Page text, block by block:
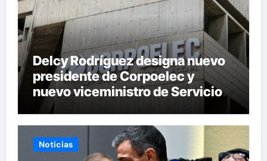
Delcy Rodríguez designa nuevo
presidente de Corpoelec y
nuevo viceministro de Servicios
Eléctricos
Noticias